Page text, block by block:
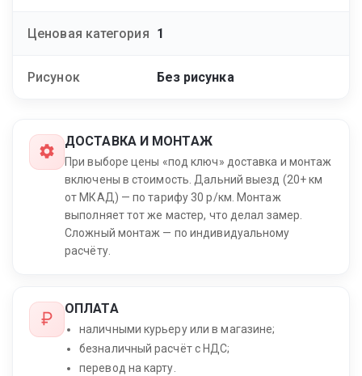
Ценовая категория 1
Рисунок Без рисунка
ДОСТАВКА И МОНТАЖ
При выборе цены «под ключ» доставка и монтаж
включены в стоимость. Дальний выезд (20+ км
от МКАД) — по тарифу 30 р/км. Монтаж
выполняет тот же мастер, что делал замер.
Сложный монтаж — по индивидуальному
расчёту.
ОПЛАТА
наличными курьеру или в магазине;
безналичный расчёт с НДС;
перевод на карту.